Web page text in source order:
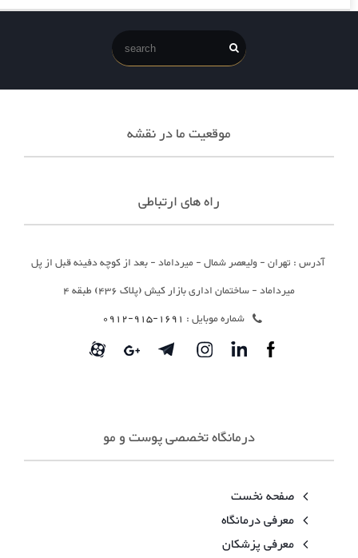
موقعیت ما در نقشه
راه های ارتباطی
آدرس : تهران - ولیعصر شمال - میرداماد - بعد از کوچه دفینه قبل از پل
میرداماد - ساختمان اداری بازار کیش (پلاک 436) طبقه 4
شماره موبایل : 1691-915-0912
درمانگاه تخصصی پوست و مو
صفحه نخست
معرفی درمانگاه
معرفی پزشکان